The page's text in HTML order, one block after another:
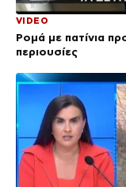
VIDEO
Ρομά με πατίνια
περιουσίες